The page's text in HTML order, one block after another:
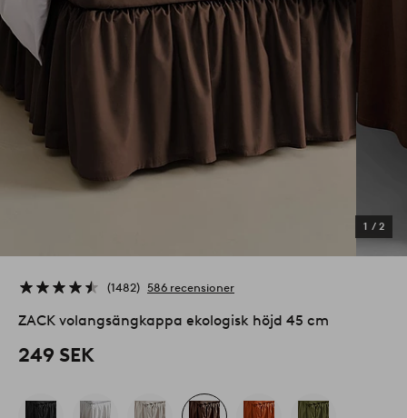
1 / 2
1482 586 recensioner
ZACK volangsängkappa ekologisk höjd 45 cm
249 SEK